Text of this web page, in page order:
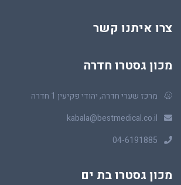
צרו איתנו קשר
מכון גסטרו חדרה
מרכז שערי חדרה, יהודי פקיעין 1 חדרה
kabala@bestmedical.co.il
04-6191885
מכון גסטרו בת ים